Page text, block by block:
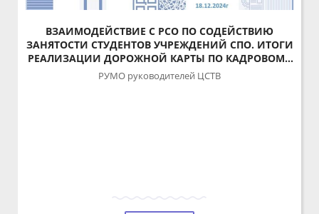
ЗАНЯТОСТИ СТУДЕНТОВ УЧРЕЖДЕНИЙ СПО. ИТОГИ
РЕАЛИЗАЦИИ ДОРОЖНОЙ КАРТЫ ПО КАДРОВОМУ
ОБЕСПЕЧЕНИЮ АО "ЗАВОД "КОПИР"
РУМО руководителей ЦСТВ